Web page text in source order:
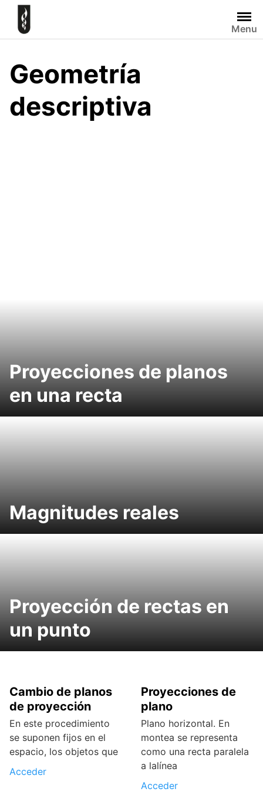
Skip
content
Menu
Geometría
descriptiva
Proyecciones de planos
en una recta
Magnitudes reales
Proyección de rectas en
un punto
Cambio de planos
de proyección
En este procedimiento
se suponen fijos en el
espacio, los objetos que
Acceder
Proyecciones de
plano
Plano horizontal. En
montea se representa
como una recta paralela
a lalínea
Acceder